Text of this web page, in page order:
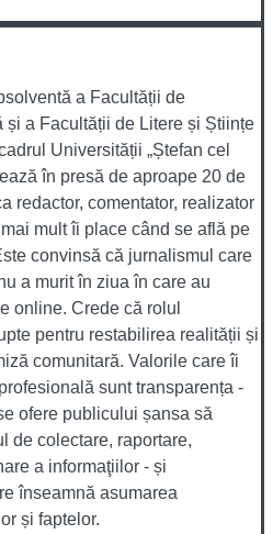
a Facultății de
și a Facultății de Litere și Științe
Universității „Ștefan cel
în presă de aproape 20 de
redactor, comentator, realizator
mult îi place când se află pe
convinsă că jurnalismul care
a murit în ziua în care au
online. Crede că rolul
pentru restabilirea realității și
comunitară. Valorile care îi
sunt transparența -
ofere publicului șansa să
de colectare, raportare,
a informaţiilor - și
înseamnă asumarea
și faptelor.